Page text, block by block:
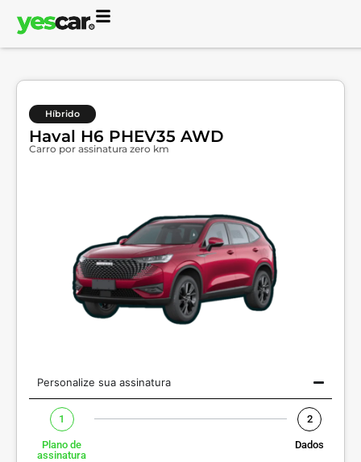
Híbrido
Haval H6 PHEV35 AWD
Carro por assinatura zero km
Personalize sua assinatura
1
Plano de
assinatura
2
Dados